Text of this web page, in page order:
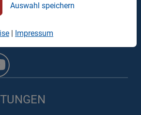
Auswahl speichern
| Impressum